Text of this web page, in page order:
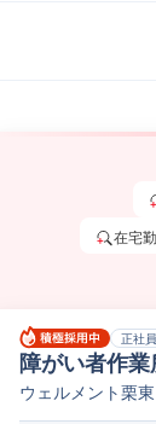
在宅
正社員
障がい者作
ウェルメント栗東